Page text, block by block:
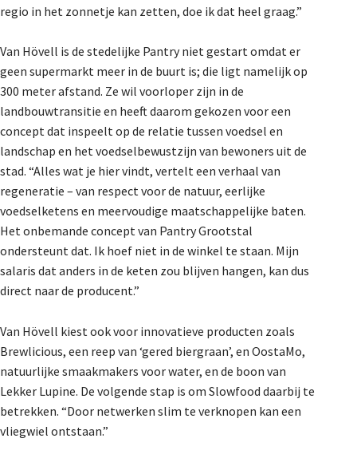
regio in het zonnetje kan zetten, doe ik dat heel graag.”
Van Hövell is de stedelijke Pantry niet gestart omdat er
geen supermarkt meer in de buurt is; die ligt namelijk op
300 meter afstand. Ze wil voorloper zijn in de
landbouwtransitie en heeft daarom gekozen voor een
concept dat inspeelt op de relatie tussen voedsel en
landschap en het voedselbewustzijn van bewoners uit de
stad. “Alles wat je hier vindt, vertelt een verhaal van
regeneratie – van respect voor de natuur, eerlijke
voedselketens en meervoudige maatschappelijke baten.
Het onbemande concept van Pantry Grootstal
ondersteunt dat. Ik hoef niet in de winkel te staan. Mijn
salaris dat anders in de keten zou blijven hangen, kan dus
direct naar de producent.”
Van Hövell kiest ook voor innovatieve producten zoals
Brewlicious, een reep van ‘gered biergraan’, en OostaMo,
natuurlijke smaakmakers voor water, en de boon van
Lekker Lupine. De volgende stap is om Slowfood daarbij te
betrekken. “Door netwerken slim te verknopen kan een
vliegwiel ontstaan.”